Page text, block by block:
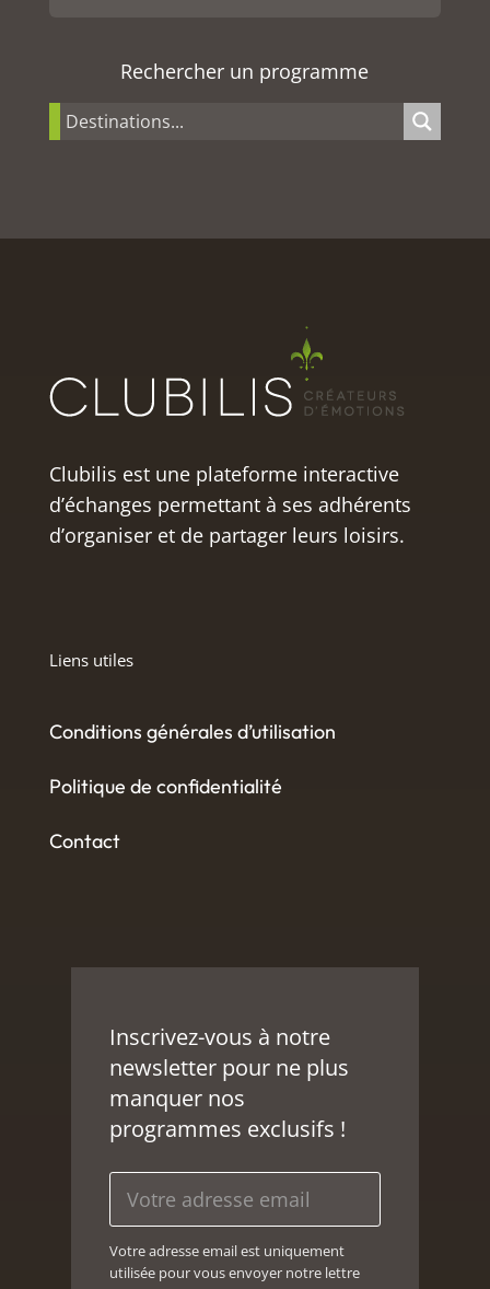
Rechercher un programme
Clubilis est une plateforme interactive
d’échanges permettant à ses adhérents
d’organiser et de partager leurs loisirs.
Liens utiles
Conditions générales d’utilisation
Politique de confidentialité
Contact
Inscrivez-vous à notre
newsletter pour ne plus
manquer nos
programmes exclusifs !
Votre adresse email est uniquement
utilisée pour vous envoyer notre lettre